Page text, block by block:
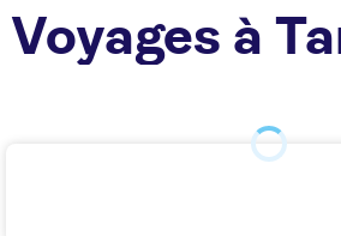
Voyages à